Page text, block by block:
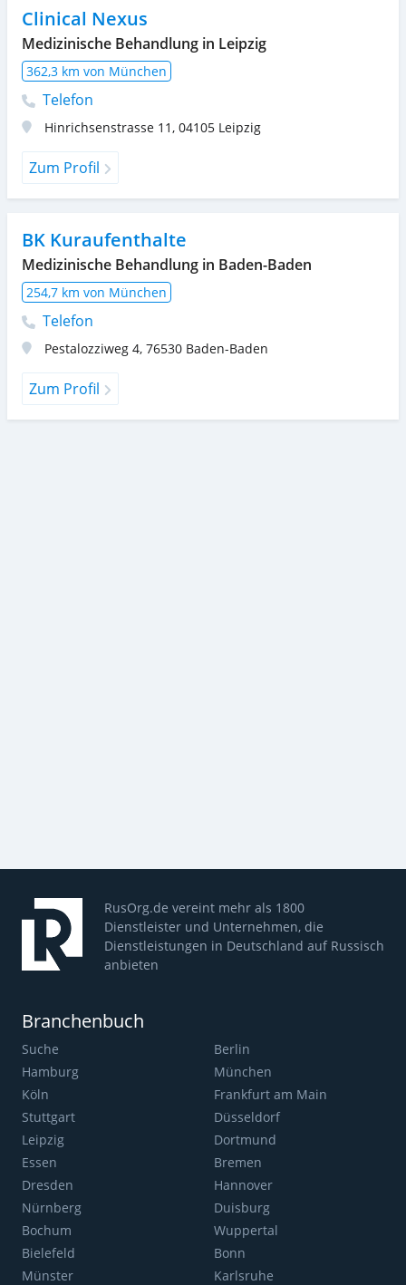
Clinical Nexus
Medizinische Behandlung in Leipzig
362,3 km von München
Telefon
Hinrichsenstrasse 11 , 04105 Leipzig
Zum Profil
BK Kuraufenthalte
Medizinische Behandlung in Baden-Baden
254,7 km von München
Telefon
Pestalozziweg 4, 76530 Baden-Baden
Zum Profil
RusOrg.de vereint mehr als 1800
Dienstleister und Unternehmen, die
Dienstleistungen in Deutschland auf Russisch
anbieten
Branchenbuch
Suche
Berlin
Hamburg
München
Köln
Frankfurt am Main
Stuttgart
Düsseldorf
Leipzig
Dortmund
Essen
Bremen
Dresden
Hannover
Nürnberg
Duisburg
Bochum
Wuppertal
Bielefeld
Bonn
Münster
Karlsruhe